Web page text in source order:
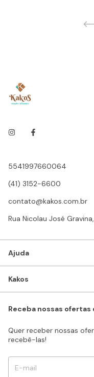
5541997660064
(41) 3152-6600
contato@kakos.com.br
Rua Nicolau José
Ajuda
Kakos
Receba nossas ofertas
Quer receber nossas
recebê-las!